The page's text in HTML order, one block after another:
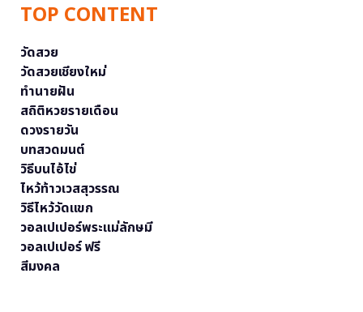
TOP CONTENT
วัดสวย
วัดสวยเชียงใหม่
ทำนายฝัน
สถิติหวยรายเดือน
ดวงรายวัน
บทสวดมนต์
วิธีบนไอ้ไข่
ไหว้ท้าวเวสสุวรรณ
วิธีไหว้วัดแขก
วอลเปเปอร์พระแม่ลักษมี
วอลเปเปอร์ ฟรี
สีมงคล